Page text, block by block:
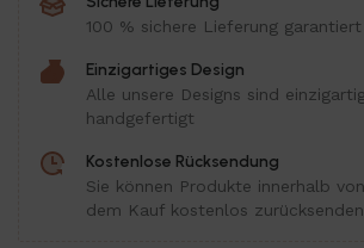
100 % sichere Lieferung garantiert
Einzigartiges Design
Alle unsere Designs sind
handgefertigt
Kostenlose Rücksendung
Sie können Produkte innerhalb
dem Kauf kostenlos zurücksenden